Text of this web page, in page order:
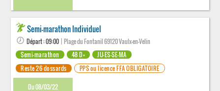
Semi-marathon Individuel
Départ : 09:00 | Plage du Fontanil 69120 Vaulx-en-Velin
Semi-marathon
48 D+
JU-ES-SE-MA
Reste 26 dossards
PPS ou licence FFA OBLIGATOIRE
Du 08/03/22